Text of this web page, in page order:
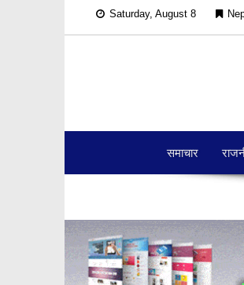
Saturday, August 8
समाचार